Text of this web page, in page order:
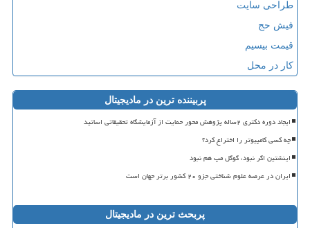
طراحی سایت
فیش حج
قیمت بیسیم
کار در محل
پربیننده ترین در مادیجیتال
ایجاد دوره دکتری ۲ساله پژوهش محور حمایت از آزمایشگاه تحقیقاتی اساتید
چه کسی کامپیوتر را اختراع کرد؟
اینشتین اگر نبود، گوگل مپ هم نبود
ایران در عرصه علوم شناختی جزو ۲۰ کشور برتر جهان است
پربحث ترین در مادیجیتال